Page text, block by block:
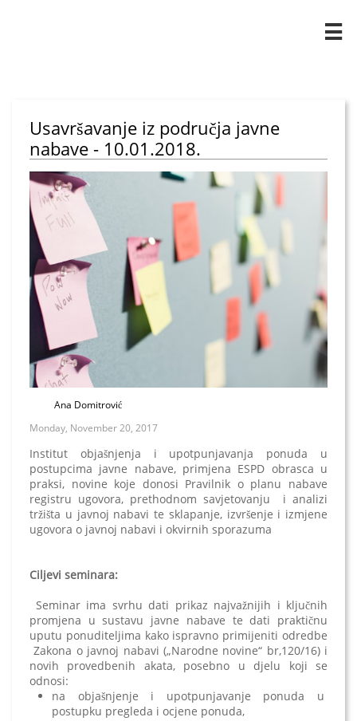

Usavršavanje iz područja javne
nabave - 10.01.2018.
Ana Domitrović
Monday, November 20, 2017
Institut objašnjenja i upotpunjavanja ponuda u
postupcima javne nabave, primjena ESPD obrasca u
praksi, novine koje donosi Pravilnik o planu nabave
registru ugovora, prethodnom savjetovanju i analizi
tržišta u javnoj nabavi te sklapanje, izvršenje i izmjene
ugovora o javnoj nabavi i okvirnih sporazuma
Ciljevi seminara:
Seminar ima svrhu dati prikaz najvažnijih i ključnih
promjena u sustavu javne nabave te dati praktičnu
uputu ponuditeljima kako ispravno primijeniti odredbe
Zakona o javnoj nabavi („Narodne novine“ br,120/16) i
novih provedbenih akata, posebno u djelu koji se
odnosi:
na objašnjenje i upotpunjavanje ponuda u
postupku pregleda i ocjene ponuda,